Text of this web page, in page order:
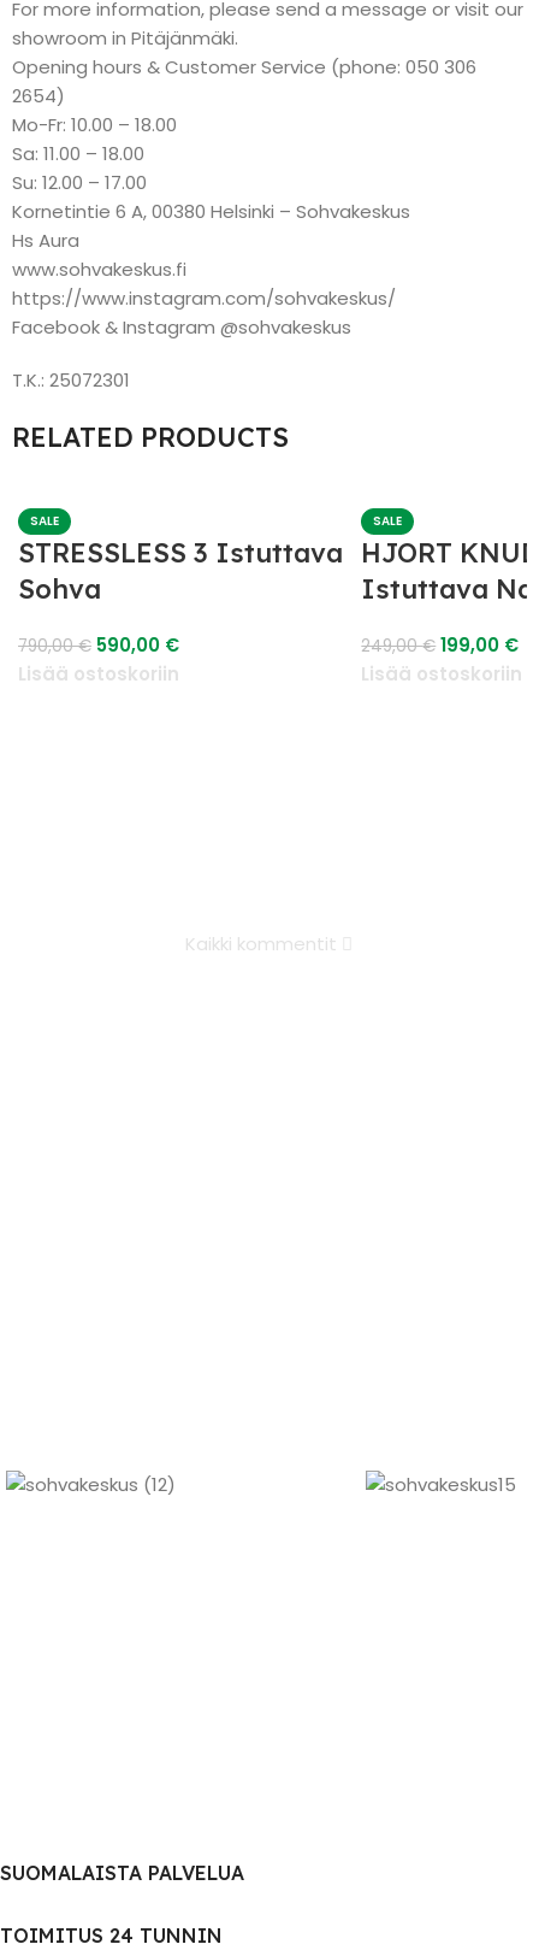
For more information, please send a message or visit our
showroom in Pitäjänmäki.
Opening hours & Customer Service (phone: 050 306
2654)
Mo-Fr: 10.00 – 18.00
Sa: 11.00 – 18.00
Su: 12.00 – 17.00
Kornetintie 6 A, 00380 Helsinki – Sohvakeskus
Hs Aura
www.sohvakeskus.fi
https://www.instagram.com/sohvakeskus/
Facebook & Instagram @sohvakeskus
T.K.: 25072301
RELATED PRODUCTS
SALE
STRESSLESS 3 Istuttava
Sohva
790,00€ 590,00 €
Lisää ostoskoriin
SALE
HJORT
Istuttava
249,00€ 199,00 €
Lisää ostoskoriin
Kaikki kommentit
SUOMALAISTA PALVELUA
TOIMITUS 24 TUNNIN